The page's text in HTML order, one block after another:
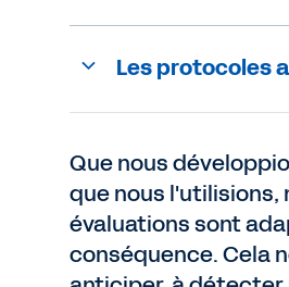
Les protocoles
Que nous
que nous l'utilisions,
évaluations sont
conséquence. Cela